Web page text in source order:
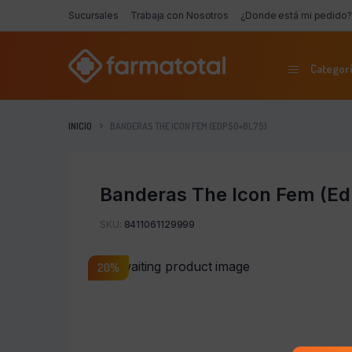
Sucursales Trabaja con Nosotros ¿Donde está mi pedido?
INICIO BANDERAS THE ICON FEM (EDP50+BL75)
Banderas The Icon Fem
SKU: 8411061129999
20%